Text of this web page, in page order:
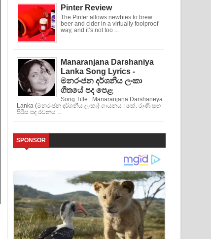
Pinter Review
The Pinter allows newbies to brew
beer and cider in a virtually foolproof
way, and it’s not too ...
Manaranjana Darshaniya
Lanka Song Lyrics -
මනරංජන දර්ශනීය ලංකා
ගීතයේ පද පෙළ
Song Title : Manaranjana Darshaneya
Lanka (මනරංජන දර්ශනීය ලංකා) ගායනය : කේ. රාණි සහ
පිරිස පද රචනය ...
SPONSOR